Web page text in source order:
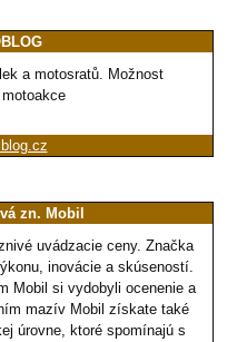
a motosratů. Možnost
zn. Mobil
uvádzacie ceny. Značka
inovácie a skúseností.
Mobil si vydobyli ocenenie a
mazív Mobil získate také
úrovne, ktoré spomínajú s